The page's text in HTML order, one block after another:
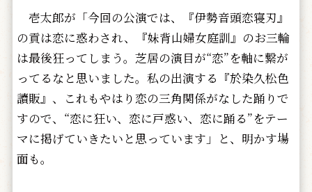
壱太郎が「今回の公演では、『伊勢音頭恋寝刃』
の貢は恋に惑わされ、『妹背山婦女庭訓』のお三輪
は最後狂ってしまう。芝居の演目が“恋”を軸に繋が
ってるなと思いました。私の出演する『於染久松色
讀販』、これもやはり恋の三角関係がなした踊りで
すので、“恋に狂い、恋に戸惑い、恋に踊る”をテー
マに掲げていきたいと思っています」と、明かす場
面も。